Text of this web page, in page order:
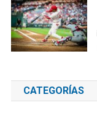
CATEGORÍAS